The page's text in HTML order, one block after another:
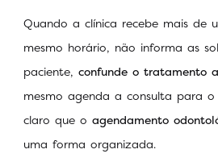
Quando a clínica recebe mais de
mesmo horário, não informa as
paciente, confunde o tratamento
mesmo agenda a consulta para
claro que o agendamento
uma forma organizada.